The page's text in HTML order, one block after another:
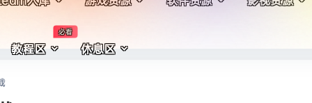
教程区
必看
休息区